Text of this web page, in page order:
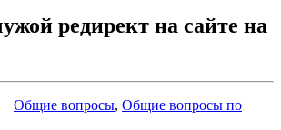
редирект на сайте на
Общие вопросы, Общие вопросы по